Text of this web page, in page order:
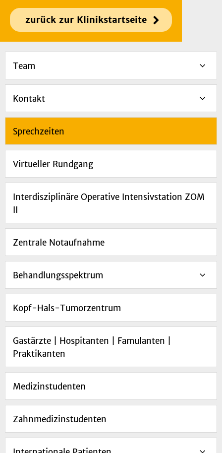
zurück zur Klinikstartseite
Team
Kontakt
Sprechzeiten
Virtueller Rundgang
Interdisziplinäre Operative Intensivstation ZOM
II
Zentrale Notaufnahme
Behandlungsspektrum
Kopf-Hals-Tumorzentrum
Gastärzte | Hospitanten | Famulanten |
Praktikanten
Medizinstudenten
Zahnmedizinstudenten